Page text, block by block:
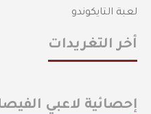
لعبة التايكوندو
أخر التغريدات
إحصائية لاعبي